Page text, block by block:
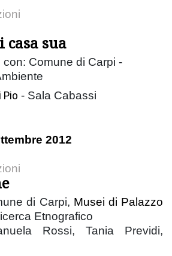
casa sua
Comune di Carpi -
Pio - Sala Cabassi
2012
di Carpi, Musei di Palazzo
Etnografico
Rossi, Tania Previdi,